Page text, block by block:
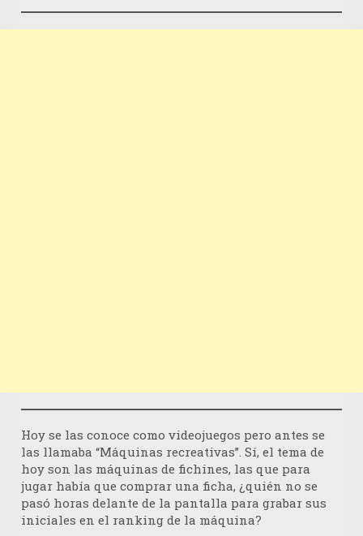
Hoy se las conoce como videojuegos pero antes se
las llamaba “Máquinas recreativas”. Sí, el tema de
hoy son las máquinas de fichines, las que para
jugar había que comprar una ficha, ¿quién no se
pasó horas delante de la pantalla para grabar sus
iniciales en el ranking de la máquina?